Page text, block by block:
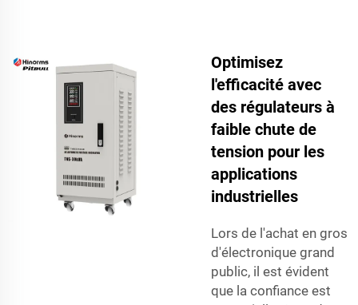
Optimisez
l'efficacité avec
des régulateurs à
faible chute de
tension pour les
applications
industrielles
Lors de l'achat en gros
d'électronique grand
public, il est évident
que la confiance est